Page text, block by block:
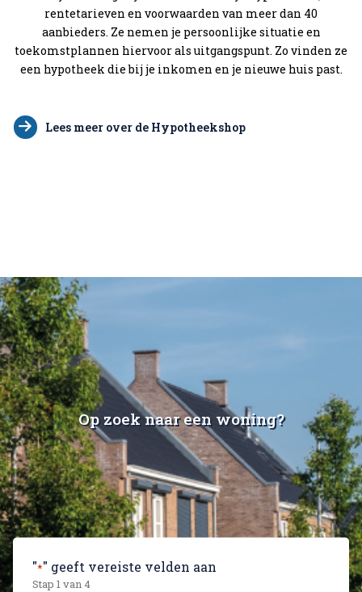
rentetarieven en voorwaarden van meer dan 40
aanbieders. Ze nemen je persoonlijke situatie en
toekomstplannen hiervoor als uitgangspunt. Zo vinden ze
een hypotheek die bij je inkomen en je nieuwe huis past.
Lees meer over de Hypotheekshop
Op zoek naar een woning?
"*" geeft vereiste velden aan
Stap 1van4